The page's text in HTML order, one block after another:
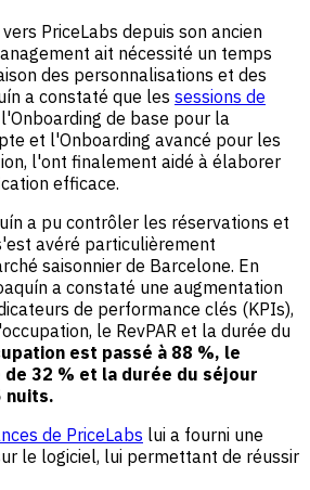
PriceLabs depuis son ancien
ait nécessité un temps
des personnalisations et des
a constaté que les sessions de
de base pour la
et l'Onboarding avancé pour les
l'ont finalement aidé à élaborer
efficace.
a pu contrôler les réservations et
avéré particulièrement
saisonnier de Barcelone. En
a constaté une augmentation
de performance clés (KPIs),
le RevPAR et la durée du
est passé à 88 %, le
de 32 % et la durée du séjour
nuits.
de PriceLabs lui a fourni une
le logiciel, lui permettant de réussir